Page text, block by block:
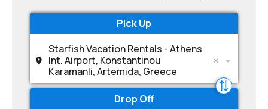
Pick Up
Starfish Vacation Rentals - Athens
Int. Airport, Konstantinou
Karamanli, Artemida, Greece
Drop Off